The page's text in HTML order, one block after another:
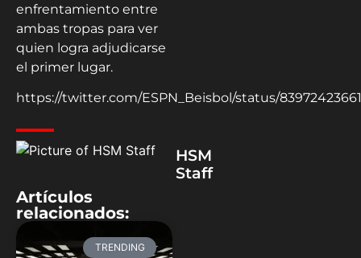
enfrentamiento entre
ambas tropas para ver
quien logra adjudicarse
el primer lugar.
https://twitter.com/ESPN_Beisbol/status/
HSM
Staff
Artículos
relacionados:
TRENDING